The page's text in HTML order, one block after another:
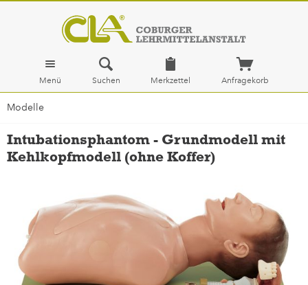
Menü Suchen Merkzettel Anfragekorb
Modelle
Intubationsphantom - Grundmodell mit
Kehlkopfmodell (ohne Koffer)